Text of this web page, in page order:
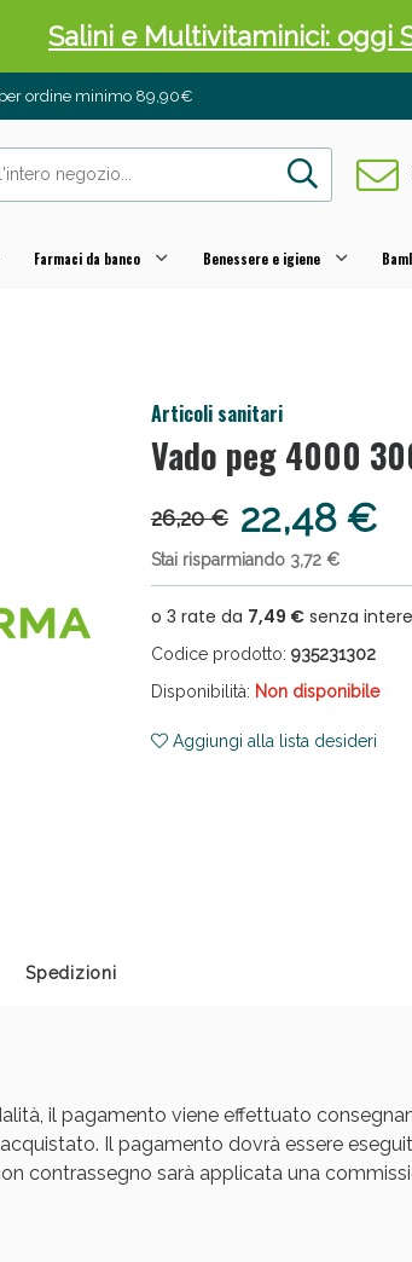
ordine minimo 89,90€
Farmaci da banco Benessere e igiene
Articoli sanitari
Vado peg 4000
26,20 € 22,48 €
Stai risparmiando 3,72 €
Codice prodotto: 935231302
Disponibilità: Non disponibile
Aggiungi alla lista desideri
Spedizioni
il pagamento viene effettuato
Il pagamento dovrà essere
contrassegno sarà applicata una
Salini e Multivitaminici: oggi
Anticellulite e Fanghi:
Anticellulite e Fanghi:
Sconto fino al 55%